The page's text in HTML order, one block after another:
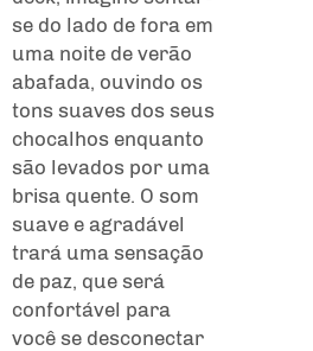
se do lado de fora em
uma noite de verão
abafada, ouvindo os
tons suaves dos seus
chocalhos enquanto
são levados por uma
brisa quente. O som
suave e agradável
trará uma sensação
de paz, que será
confortável para
você se desconectar